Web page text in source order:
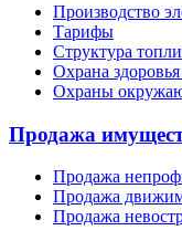
Производство
Тарифы
Структура
Охрана
Охраны
Продажа
Продажа
Продажа
Продажа